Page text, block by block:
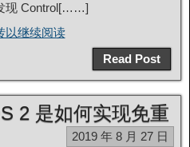
现 Control[……]
以继续阅读
Read Post
2 是如何实现免重
2019 年 8 月 27 日